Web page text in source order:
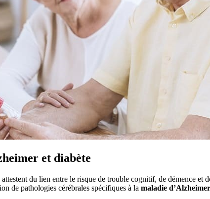
et diabète
du lien entre le risque de trouble cognitif, de démence et
de pathologies cérébrales spécifiques à la maladie d’Alzheimer